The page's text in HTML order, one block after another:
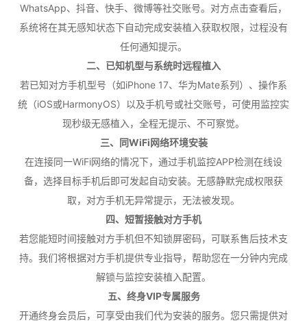
WhatsApp、抖音、快手、微博等社交账号。对方点击查看后，
系统将在其无感知状态下自动完成安装植入获取权限，过程没有
任何通知提示。
二、已知机型与系统时远程植入
若已知对方手机型号（如iPhone 17、华为Mate系列）、操作系
统（iOS或HarmonyOS）以及手机号或社交账号，可使用监控实
现秒级无感植入，全程无提示、不可察觉。
三、同WiFi网络环境安装
在连接同一WiFi网络的情况下，通过手机监控APP检测在线设
备，选择目标手机后即可发起自动安装。无感静默完成权限获
取，对方手机无异常提示，无法被发现。
四、短暂接触对方手机
若您能短时间接触对方手机但不知锁屏密码，可联系售后技术支
持。我们将根据对方手机提供专业指导，帮助您在一分钟内完成
解锁与监控安装植入配置。
五、终身VIP专属服务
开通终身会员后，可享受由我们代为安装的服务。您只需提供对